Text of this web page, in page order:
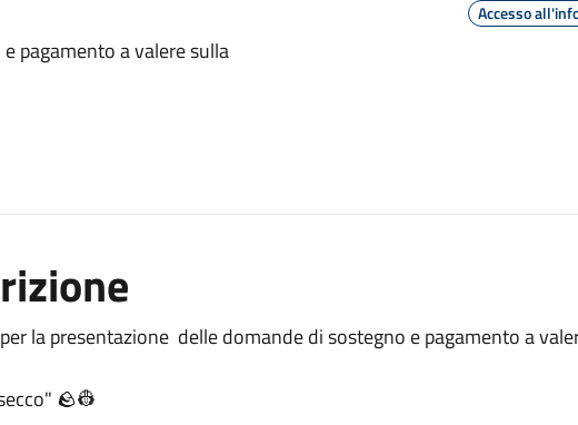
pagamento a valere sulla
Accesso
la presentazione delle domande di sostegno e pagamento a
🪨👷